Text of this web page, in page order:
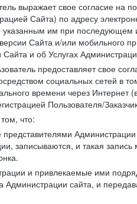
выражает свое согласие на
Сайта) по адресу
указанным им при
Сайта и/или мобильного
Сайта и об Услугах
предоставляет свое
социальных сетей в
времени через Интернет
Пользователя/
что:
записываются, и такая
и привлекаемые ими
Администрации сайта, и